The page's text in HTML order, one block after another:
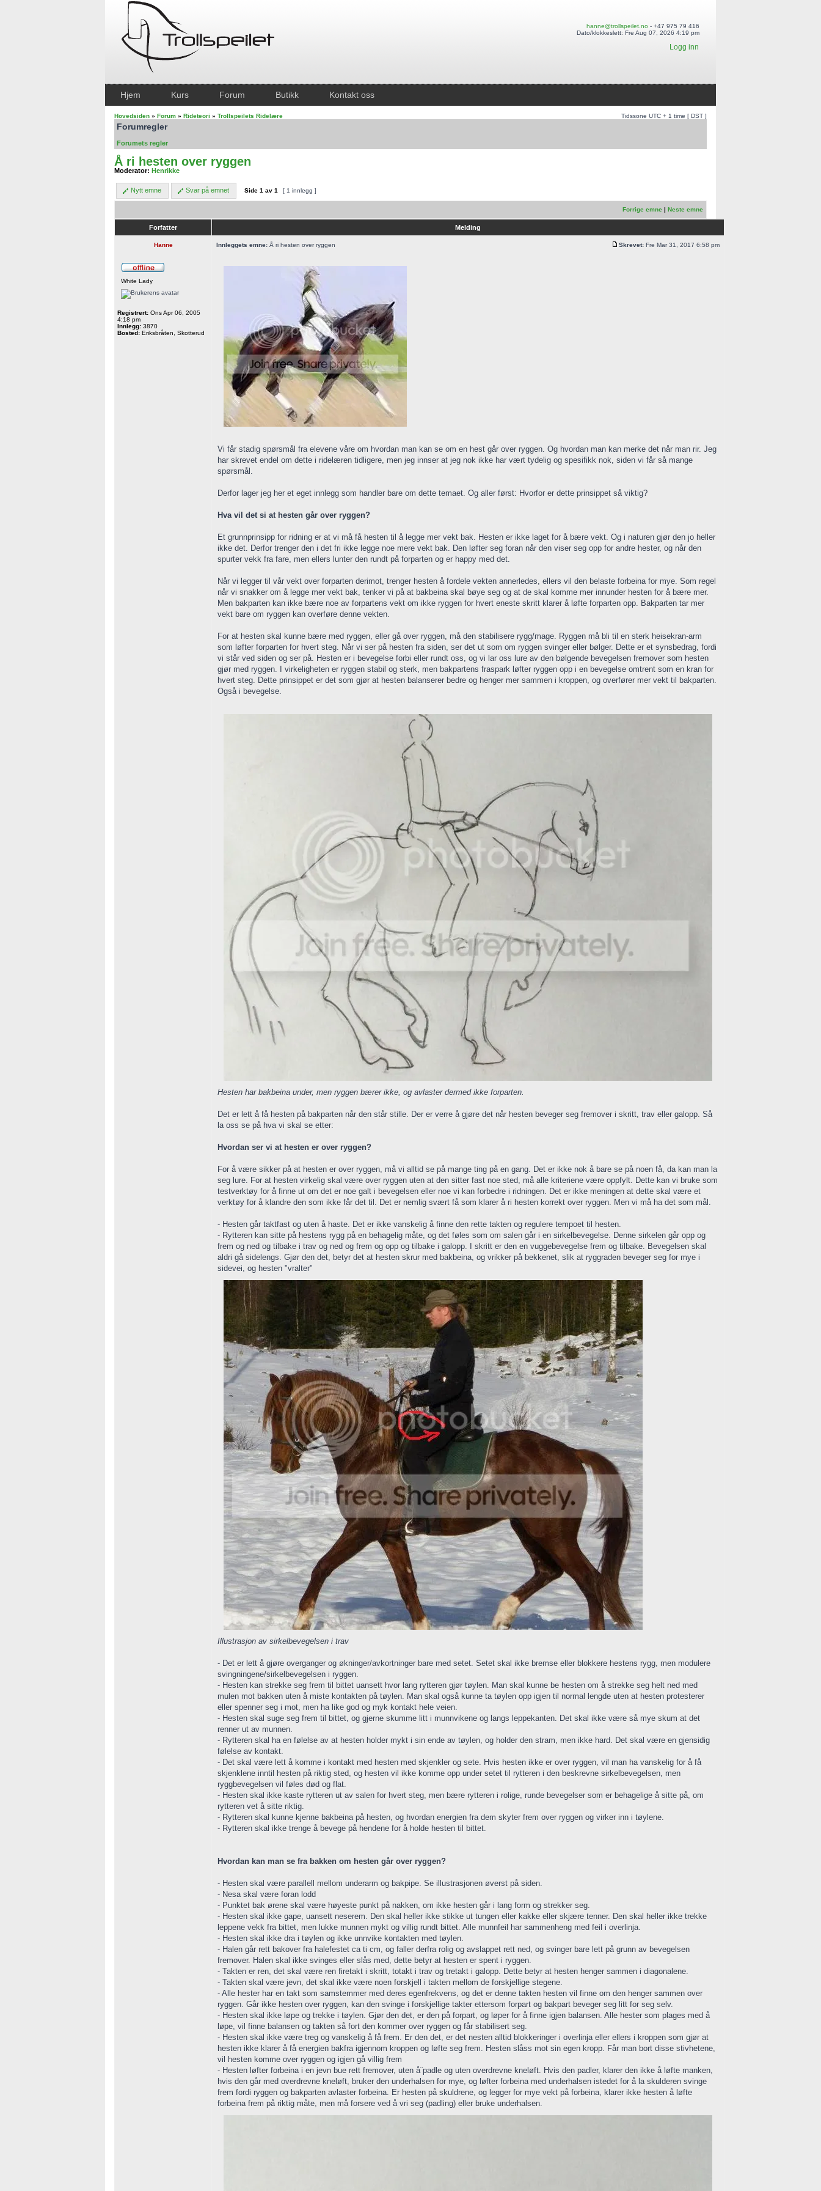
hanne@trollspeilet.no - +47 975 79 416
Dato/klokkeslett: Fre Aug 07, 2026 4:19 pm
Logg inn
Hjem Kurs Forum Butikk Kontakt oss
Hovedsiden » Forum » Rideteori » Trollspeilets Ridelære Tidssone UTC + 1 time [ DST ]
Forumregler
Forumets regler
Å ri hesten over ryggen
Moderator: Henrikke
Nytt emne Svar på emnet Side 1 av 1 [ 1 innlegg ]
Forrige emne | Neste emne
Forfatter Melding
Hanne Innleggets emne: Å ri hesten over ryggen Skrevet: Fre Mar 31, 2017 6:58 pm
White Lady
Registrert: Ons Apr 06, 2005
4:18 pm
Innlegg: 3870
Bosted: Eriksbråten, Skotterud
Vi får stadig spørsmål fra elevene våre om hvordan man kan se om en hest går over ryggen. Og hvordan man kan merke det når man rir. Jeg
har skrevet endel om dette i ridelæren tidligere, men jeg innser at jeg nok ikke har vært tydelig og spesifikk nok, siden vi får så mange
spørsmål.
Derfor lager jeg her et eget innlegg som handler bare om dette temaet. Og aller først: Hvorfor er dette prinsippet så viktig?
Hva vil det si at hesten går over ryggen?
Et grunnprinsipp for ridning er at vi må få hesten til å legge mer vekt bak. Hesten er ikke laget for å bære vekt. Og i naturen gjør den jo heller
ikke det. Derfor trenger den i det fri ikke legge noe mere vekt bak. Den løfter seg foran når den viser seg opp for andre hester, og når den
spurter vekk fra fare, men ellers lunter den rundt på forparten og er happy med det.
Når vi legger til vår vekt over forparten derimot, trenger hesten å fordele vekten annerledes, ellers vil den belaste forbeina for mye. Som regel
når vi snakker om å legge mer vekt bak, tenker vi på at bakbeina skal bøye seg og at de skal komme mer innunder hesten for å bære mer.
Men bakparten kan ikke bære noe av forpartens vekt om ikke ryggen for hvert eneste skritt klarer å løfte forparten opp. Bakparten tar mer
vekt bare om ryggen kan overføre denne vekten.
For at hesten skal kunne bære med ryggen, eller gå over ryggen, må den stabilisere rygg/mage. Ryggen må bli til en sterk heisekran-arm
som løfter forparten for hvert steg. Når vi ser på hesten fra siden, ser det ut som om ryggen svinger eller bølger. Dette er et synsbedrag, fordi
vi står ved siden og ser på. Hesten er i bevegelse forbi eller rundt oss, og vi lar oss lure av den bølgende bevegelsen fremover som hesten
gjør med ryggen. I virkeligheten er ryggen stabil og sterk, men bakpartens fraspark løfter ryggen opp i en bevegelse omtrent som en kran for
hvert steg. Dette prinsippet er det som gjør at hesten balanserer bedre og henger mer sammen i kroppen, og overfører mer vekt til bakparten.
Også i bevegelse.
Hesten har bakbeina under, men ryggen bærer ikke, og avlaster dermed ikke forparten.
Det er lett å få hesten på bakparten når den står stille. Der er verre å gjøre det når hesten beveger seg fremover i skritt, trav eller galopp. Så
la oss se på hva vi skal se etter:
Hvordan ser vi at hesten er over ryggen?
For å være sikker på at hesten er over ryggen, må vi alltid se på mange ting på en gang. Det er ikke nok å bare se på noen få, da kan man la
seg lure. For at hesten virkelig skal være over ryggen uten at den sitter fast noe sted, må alle kriteriene være oppfylt. Dette kan vi bruke som
testverktøy for å finne ut om det er noe galt i bevegelsen eller noe vi kan forbedre i ridningen. Det er ikke meningen at dette skal være et
verktøy for å klandre den som ikke får det til. Det er nemlig svært få som klarer å ri hesten korrekt over ryggen. Men vi må ha det som mål.
- Hesten går taktfast og uten å haste. Det er ikke vanskelig å finne den rette takten og regulere tempoet til hesten.
- Rytteren kan sitte på hestens rygg på en behagelig måte, og det føles som om salen går i en sirkelbevegelse. Denne sirkelen går opp og
frem og ned og tilbake i trav og ned og frem og opp og tilbake i galopp. I skritt er den en vuggebevegelse frem og tilbake. Bevegelsen skal
aldri gå sidelengs. Gjør den det, betyr det at hesten skrur med bakbeina, og vrikker på bekkenet, slik at ryggraden beveger seg for mye i
sidevei, og hesten "vralter"
Illustrasjon av sirkelbevegelsen i trav
- Det er lett å gjøre overganger og økninger/avkortninger bare med setet. Setet skal ikke bremse eller blokkere hestens rygg, men modulere
svingningene/sirkelbevegelsen i ryggen.
- Hesten kan strekke seg frem til bittet uansett hvor lang rytteren gjør tøylen. Man skal kunne be hesten om å strekke seg helt ned med
mulen mot bakken uten å miste kontakten på tøylen. Man skal også kunne ta tøylen opp igjen til normal lengde uten at hesten protesterer
eller spenner seg i mot, men ha like god og myk kontakt hele veien.
- Hesten skal suge seg frem til bittet, og gjerne skumme litt i munnvikene og langs leppekanten. Det skal ikke være så mye skum at det
renner ut av munnen.
- Rytteren skal ha en følelse av at hesten holder mykt i sin ende av tøylen, og holder den stram, men ikke hard. Det skal være en gjensidig
følelse av kontakt.
- Det skal være lett å komme i kontakt med hesten med skjenkler og sete. Hvis hesten ikke er over ryggen, vil man ha vanskelig for å få
skjenklene inntil hesten på riktig sted, og hesten vil ikke komme opp under setet til rytteren i den beskrevne sirkelbevegelsen, men
ryggbevegelsen vil føles død og flat.
- Hesten skal ikke kaste rytteren ut av salen for hvert steg, men bære rytteren i rolige, runde bevegelser som er behagelige å sitte på, om
rytteren vet å sitte riktig.
- Rytteren skal kunne kjenne bakbeina på hesten, og hvordan energien fra dem skyter frem over ryggen og virker inn i tøylene.
- Rytteren skal ikke trenge å bevege på hendene for å holde hesten til bittet.
Hvordan kan man se fra bakken om hesten går over ryggen?
- Hesten skal være parallell mellom underarm og bakpipe. Se illustrasjonen øverst på siden.
- Nesa skal være foran lodd
- Punktet bak ørene skal være høyeste punkt på nakken, om ikke hesten går i lang form og strekker seg.
- Hesten skal ikke gape, uansett neserem. Den skal heller ikke stikke ut tungen eller kakke eller skjære tenner. Den skal heller ikke trekke
leppene vekk fra bittet, men lukke munnen mykt og villig rundt bittet. Alle munnfeil har sammenheng med feil i overlinja.
- Hesten skal ikke dra i tøylen og ikke unnvike kontakten med tøylen.
- Halen går rett bakover fra halefestet ca ti cm, og faller derfra rolig og avslappet rett ned, og svinger bare lett på grunn av bevegelsen
fremover. Halen skal ikke svinges eller slås med, dette betyr at hesten er spent i ryggen.
- Takten er ren, det skal være ren firetakt i skritt, totakt i trav og tretakt i galopp. Dette betyr at hesten henger sammen i diagonalene.
- Takten skal være jevn, det skal ikke være noen forskjell i takten mellom de forskjellige stegene.
- Alle hester har en takt som samstemmer med deres egenfrekvens, og det er denne takten hesten vil finne om den henger sammen over
ryggen. Går ikke hesten over ryggen, kan den svinge i forskjellige takter ettersom forpart og bakpart beveger seg litt for seg selv.
- Hesten skal ikke løpe og trekke i tøylen. Gjør den det, er den på forpart, og løper for å finne igjen balansen. Alle hester som plages med å
løpe, vil finne balansen og takten så fort den kommer over ryggen og får stabilisert seg.
- Hesten skal ikke være treg og vanskelig å få frem. Er den det, er det nesten alltid blokkeringer i overlinja eller ellers i kroppen som gjør at
hesten ikke klarer å få energien bakfra igjennom kroppen og løfte seg frem. Hesten slåss mot sin egen kropp. Får man bort disse stivhetene,
vil hesten komme over ryggen og igjen gå villig frem
- Hesten løfter forbeina i en jevn bue rett fremover, uten å¨padle og uten overdrevne kneløft. Hvis den padler, klarer den ikke å løfte manken,
hvis den går med overdrevne kneløft, bruker den underhalsen for mye, og løfter forbeina med underhalsen istedet for å la skulderen svinge
frem fordi ryggen og bakparten avlaster forbeina. Er hesten på skuldrene, og legger for mye vekt på forbeina, klarer ikke hesten å løfte
forbeina frem på riktig måte, men må forsere ved å vri seg (padling) eller bruke underhalsen.